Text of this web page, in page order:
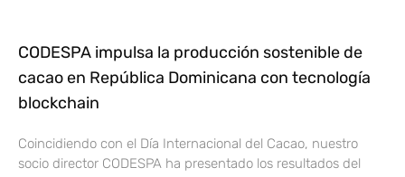
CODESPA impulsa la producción sostenible de
cacao en República Dominicana con tecnología
blockchain
Coincidiendo con el Día Internacional del Cacao, nuestro
socio director CODESPA ha presentado los resultados del